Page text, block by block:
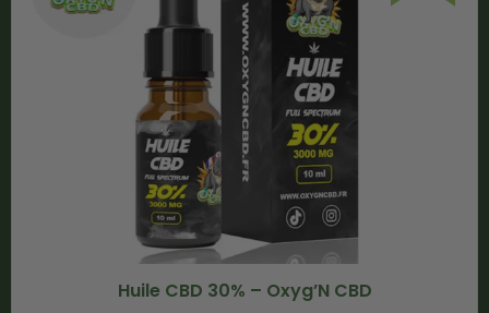
Huile CBD 30% – Oxyg’N CBD